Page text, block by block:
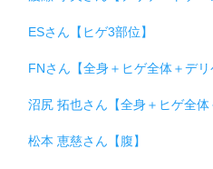
ESさん【ヒゲ3部位】
FNさん【全身＋ヒゲ全体＋デリ
沼尻 拓也さん【全身＋ヒゲ全体
松本 恵慈さん【腹】